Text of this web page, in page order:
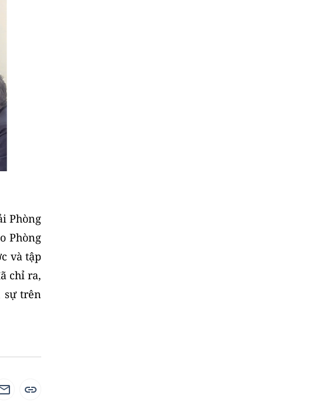
Phòng
Phòng
và tập
chỉ ra,
sự trên